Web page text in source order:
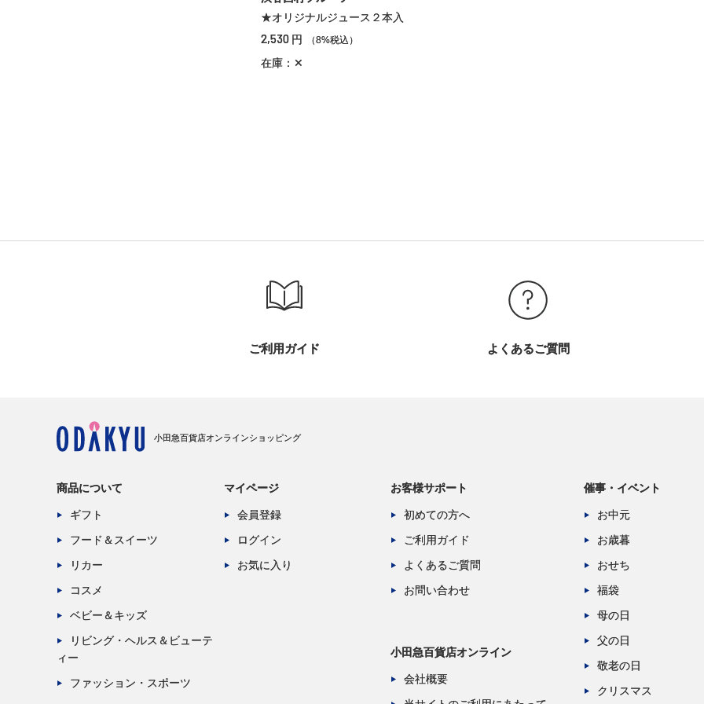
★オリジナルジュース２本入
2,530 円 （8%税込）
在庫：✕
ご利用ガイド よくあるご質問
小田急百貨店オンラインショッピング
商品について
ギフト
フード＆スイーツ
リカー
コスメ
ベビー＆キッズ
リビング・ヘルス＆ビューテ
ィー
ファッション・スポーツ
マイページ
会員登録
ログイン
お気に入り
お客様サポート
初めての方へ
ご利用ガイド
よくあるご質問
お問い合わせ
小田急百貨店オンライン
会社概要
催事・イベント
お中元
お歳暮
おせち
福袋
母の日
父の日
敬老の日
クリスマス